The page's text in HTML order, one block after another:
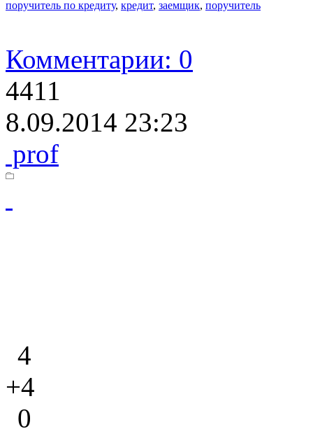
поручитель по кредиту, кредит, заемщик, поручитель
Комментарии: 0
4411
8.09.2014 23:23
prof
4
+4
0